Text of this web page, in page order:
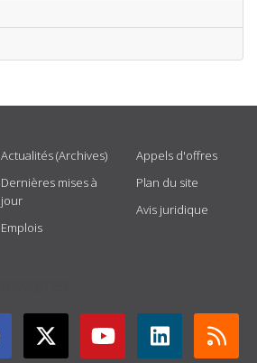
Actualités (Archives)
Dernières mises à
jour
Emplois
Appels d'offres
Plan du site
Avis juridique